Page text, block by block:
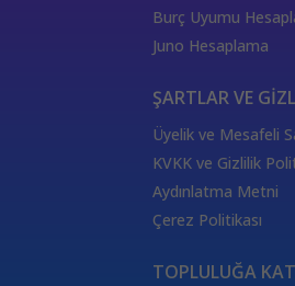
burçların
değişken
Satürn Balık burcunda
ThetaHealing
Tarot Destesi
Venüs
Satürn burcu
Aşıklar Tarot Kartı
Burç Uyumu
Juno Hesaplama
ŞARTLAR VE
Üyelik ve Mesafeli
KVKK ve Gizlilik
Aydınlatma Metni
Çerez Politikası
TOPLULUĞA